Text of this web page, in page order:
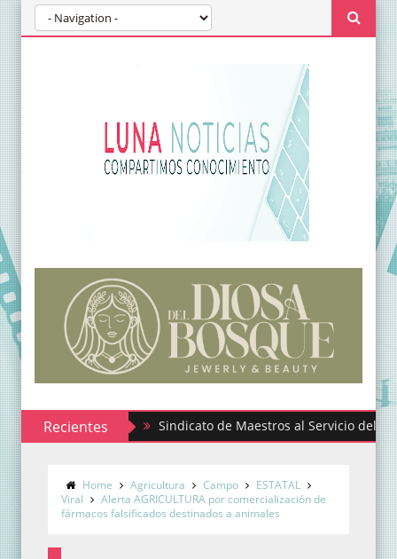
RecientesSindicato de Maestros al Servicio del Estado de
Home Agricultura Campo
ESTATAL
Viral
Alerta AGRICULTURA por comercialización de
fármacos falsificados destinados a animales